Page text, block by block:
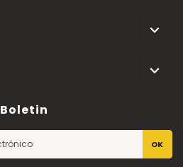


Boletin
OK